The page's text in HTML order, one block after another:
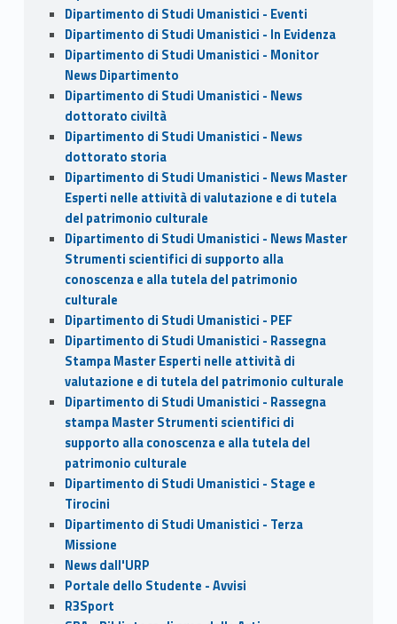
Dipartimento di Studi Umanistici - Eventi
Dipartimento di Studi Umanistici - In Evidenza
Dipartimento di Studi Umanistici - Monitor
News Dipartimento
Dipartimento di Studi Umanistici - News
dottorato civiltà
Dipartimento di Studi Umanistici - News
dottorato storia
Dipartimento di Studi Umanistici - News Master
Esperti nelle attività di valutazione e di tutela
del patrimonio culturale
Dipartimento di Studi Umanistici - News Master
Strumenti scientifici di supporto alla
conoscenza e alla tutela del patrimonio
culturale
Dipartimento di Studi Umanistici - PEF
Dipartimento di Studi Umanistici - Rassegna
Stampa Master Esperti nelle attività di
valutazione e di tutela del patrimonio culturale
Dipartimento di Studi Umanistici - Rassegna
stampa Master Strumenti scientifici di
supporto alla conoscenza e alla tutela del
patrimonio culturale
Dipartimento di Studi Umanistici - Stage e
Tirocini
Dipartimento di Studi Umanistici - Terza
Missione
News dall'URP
Portale dello Studente - Avvisi
R3Sport